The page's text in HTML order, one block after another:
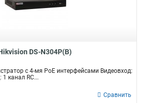
DS-N304P(B)
c 4-мя PoE интерфейсами Видеовход:
канал RC...
Сравнить